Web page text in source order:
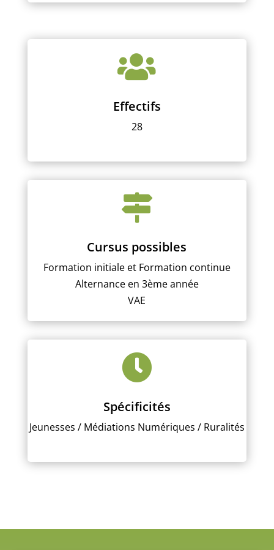

Effectifs
28

Cursus possibles
Formation initiale et Formation continue
Alternance en 3ème année
VAE

Spécificités
Jeunesses / Médiations Numériques / Ruralités